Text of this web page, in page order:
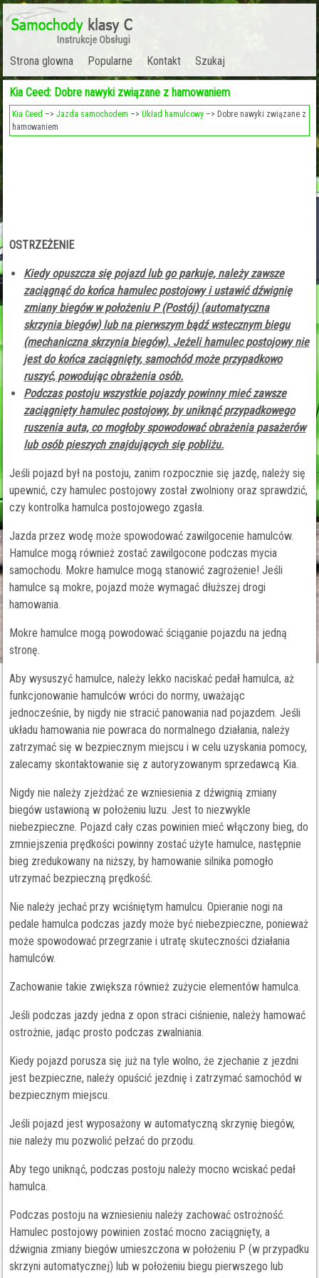
Strona glowna Popularne Kontakt Szukaj
Kia Ceed: Dobre nawyki związane z hamowaniem
Kia Ceed –>Jazda samochodem –>Układ hamulcowy –> Dobre nawyki związane z
hamowaniem
OSTRZEŻENIE
Kiedy opuszcza się pojazd lub go parkuje, należy zawsze
zaciągnąć do końca hamulec postojowy i ustawić dźwignię
zmiany biegów w położeniu P (Postój) (automatyczna
skrzynia biegów) lub na pierwszym bądź wstecznym biegu
(mechaniczna skrzynia biegów). Jeżeli hamulec postojowy nie
jest do końca zaciągnięty, samochód może przypadkowo
ruszyć, powodując obrażenia osób.
Podczas postoju wszystkie pojazdy powinny mieć zawsze
zaciągnięty hamulec postojowy, by uniknąć przypadkowego
ruszenia auta, co mogłoby spowodować obrażenia pasażerów
lub osób pieszych znajdujących się pobliżu.
Jeśli pojazd był na postoju, zanim rozpocznie się jazdę, należy się
upewnić, czy hamulec postojowy został zwolniony oraz sprawdzić,
czy kontrolka hamulca postojowego zgasła.
Jazda przez wodę może spowodować zawilgocenie hamulców.
Hamulce mogą również zostać zawilgocone podczas mycia
samochodu. Mokre hamulce mogą stanowić zagrożenie! Jeśli
hamulce są mokre, pojazd może wymagać dłuższej drogi
hamowania.
Mokre hamulce mogą powodować ściąganie pojazdu na jedną
stronę.
Aby wysuszyć hamulce, należy lekko naciskać pedał hamulca, aż
funkcjonowanie hamulców wróci do normy, uważając
jednocześnie, by nigdy nie stracić panowania nad pojazdem. Jeśli
układu hamowania nie powraca do normalnego działania, należy
zatrzymać się w bezpiecznym miejscu i w celu uzyskania pomocy,
zalecamy skontaktowanie się z autoryzowanym sprzedawcą Kia.
Nigdy nie należy zjeżdżać ze wzniesienia z dźwignią zmiany
biegów ustawioną w położeniu luzu. Jest to niezwykle
niebezpieczne. Pojazd cały czas powinien mieć włączony bieg, do
zmniejszenia prędkości powinny zostać użyte hamulce, następnie
bieg zredukowany na niższy, by hamowanie silnika pomogło
utrzymać bezpieczną prędkość.
Nie należy jechać przy wciśniętym hamulcu. Opieranie nogi na
pedale hamulca podczas jazdy może być niebezpieczne, ponieważ
może spowodować przegrzanie i utratę skuteczności działania
hamulców.
Zachowanie takie zwiększa również zużycie elementów hamulca.
Jeśli podczas jazdy jedna z opon straci ciśnienie, należy hamować
ostrożnie, jadąc prosto podczas zwalniania.
Kiedy pojazd porusza się już na tyle wolno, że zjechanie z jezdni
jest bezpieczne, należy opuścić jezdnię i zatrzymać samochód w
bezpiecznym miejscu.
Jeśli pojazd jest wyposażony w automatyczną skrzynię biegów,
nie należy mu pozwolić pełzać do przodu.
Aby tego uniknąć, podczas postoju należy mocno wciskać pedał
hamulca.
Podczas postoju na wzniesieniu należy zachować ostrożność.
Hamulec postojowy powinien zostać mocno zaciągnięty, a
dźwignia zmiany biegów umieszczona w położeniu P (w przypadku
skrzyni automatycznej) lub w położeniu biegu pierwszego lub